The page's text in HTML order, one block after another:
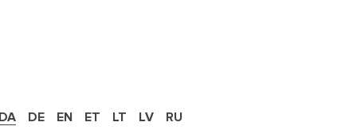
DA DE EN ET LT LV RU